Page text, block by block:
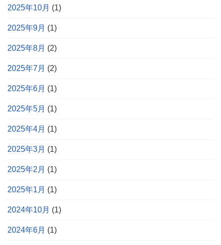
2025年10月 (1)
2025年9月 (1)
2025年8月 (2)
2025年7月 (2)
2025年6月 (1)
2025年5月 (1)
2025年4月 (1)
2025年3月 (1)
2025年2月 (1)
2025年1月 (1)
2024年10月 (1)
2024年6月 (1)